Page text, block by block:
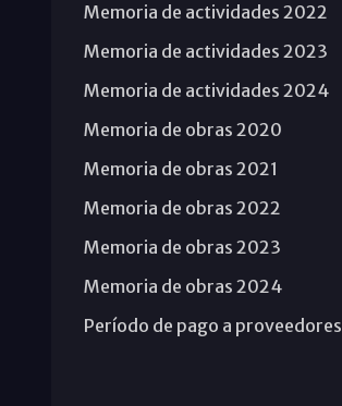
Memoria de actividades 2022
Memoria de actividades 2023
Memoria de actividades 2024
Memoria de obras 2020
Memoria de obras 2021
Memoria de obras 2022
Memoria de obras 2023
Memoria de obras 2024
Período de pago a proveedores